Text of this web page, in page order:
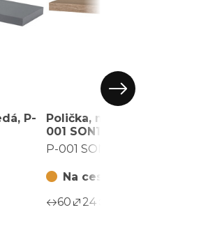
P-
Polička, mdf, hnědá, P-
001 SON1
P-001 SON1
Na cestě
60
24